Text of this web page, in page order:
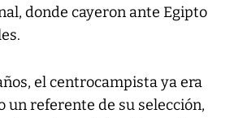
donde cayeron ante Egipto
el centrocampista ya era
un referente de su selección,